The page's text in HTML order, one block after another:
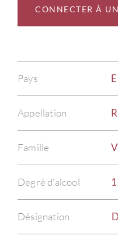
CONNECTER À
Pays
Appellation
Famille
Degré d'alcool
Désignation